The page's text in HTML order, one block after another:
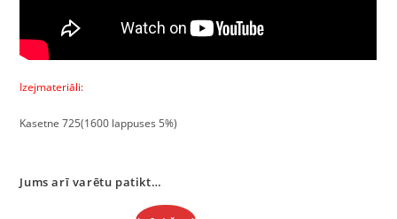
Izejmateriāli:
Kasetne 725(1600 lappuses 5%)
Jums arī varētu patikt…